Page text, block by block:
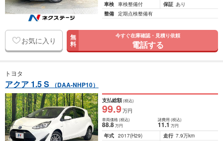
車検 車検整備付 保証 あり
整備 定期点検整備有
お気に入り 無
料
今すぐ在庫確認・見積り依頼
電話する
トヨタ
アクア 1.5 S （DAA-NHP10）
支払総額(税込)
99.9万円
車両価格(税込)
88.8万円
諸費用 (税込)
11.1 万円
年式 2017(H29) 走行 7.9万km